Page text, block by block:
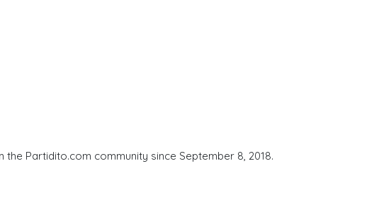
Partidito.com community since September 8, 2018.